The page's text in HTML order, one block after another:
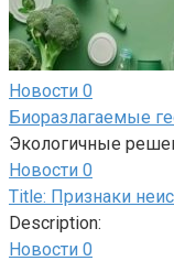
Новости 0
Биоразлагаемые
Экологичные
Новости 0
Title: Признаки
Description:
Новости 0